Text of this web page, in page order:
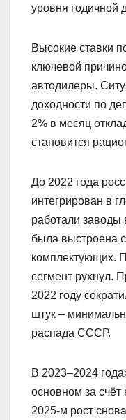
уровня годичной
Высокие ставки
ключевой
автодилеры.
доходности по
2% в месяц
становится
До 2022 года
интегрирован в
работали
была выстроена
комплектующих.
сегмент рухнул.
2022 году
штук –
распада СССР.
В 2023–2024
основном за счёт
2025-м рост